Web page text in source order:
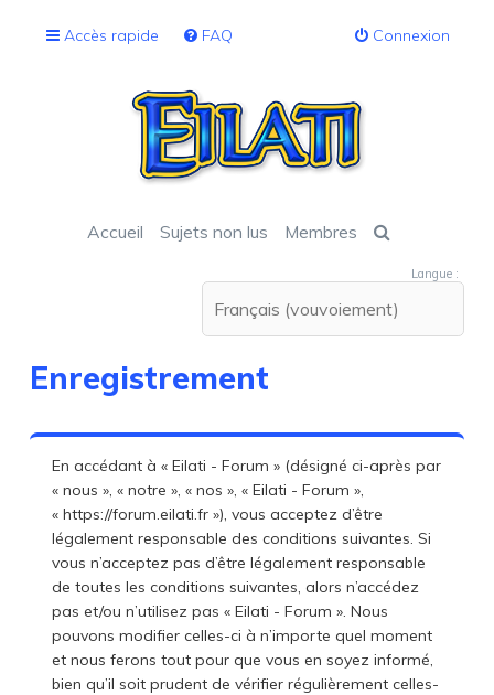
Accès rapide FAQ Connexion
Accueil Sujets non lus Membres
Langue :
Enregistrement
En accédant à « Eilati - Forum » (désigné ci-après par
« nous », « notre », « nos », « Eilati - Forum »,
« https://forum.eilati.fr »), vous acceptez d’être
légalement responsable des conditions suivantes. Si
vous n’acceptez pas d’être légalement responsable
de toutes les conditions suivantes, alors n’accédez
pas et/ou n’utilisez pas « Eilati - Forum ». Nous
pouvons modifier celles-ci à n’importe quel moment
et nous ferons tout pour que vous en soyez informé,
bien qu’il soit prudent de vérifier régulièrement celles-